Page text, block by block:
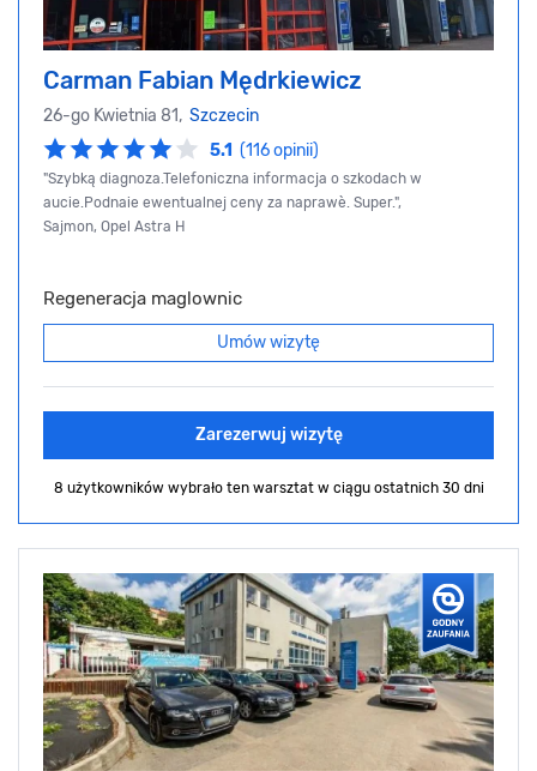
Carman Fabian Mędrkiewicz
26-go Kwietnia 81, Szczecin
5.1 (116 opinii)
"Szybką diagnoza.Telefoniczna informacja o szkodach w
aucie.Podnaie ewentualnej ceny za naprawè. Super.",
Sajmon, Opel Astra H
Regeneracja maglownic
Umów wizytę
Zarezerwuj wizytę
8 użytkowników wybrało ten warsztat w ciągu ostatnich 30 dni